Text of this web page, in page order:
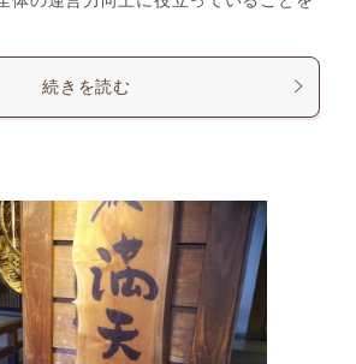
続きを読む